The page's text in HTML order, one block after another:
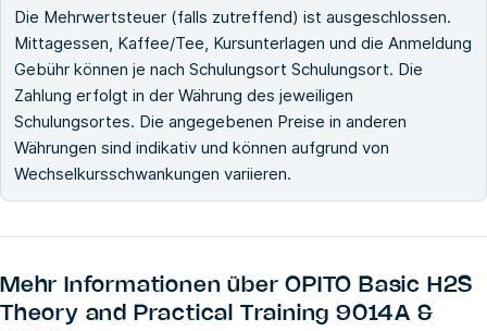
Die Mehrwertsteuer (falls zutreffend) ist ausgeschlossen.
Mittagessen, Kaffee/Tee, Kursunterlagen und die Anmeldung
Gebühr können je nach Schulungsort Schulungsort. Die
Zahlung erfolgt in der Währung des jeweiligen
Schulungsortes. Die angegebenen Preise in anderen
Währungen sind indikativ und können aufgrund von
Wechselkursschwankungen variieren.
Mehr Informationen überOPITO Basic H2S
Theory and Practical Training 9014A &